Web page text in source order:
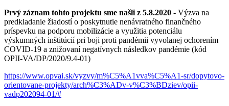
Prvý záznam tohto projektu sme našli z 5.8.2020 - Výzva na
predkladanie žiadostí o poskytnutie nenávratného finančného
príspevku na podporu mobilizácie a využitia potenciálu
výskumných inštitúcií pri boji proti pandémii vyvolanej ochorením
COVID-19 a znižovaní negatívnych následkov pandémie (kód
OPII-VA/DP/2020/9.4-01)
https://www.opvai.sk/vyzvy/m%C5%A1vva%C5%A1-sr/dopytovo-
orientovane-projekty/arch%C3%ADv-v%C3%BDziev/opii-
vadp202094-01/#